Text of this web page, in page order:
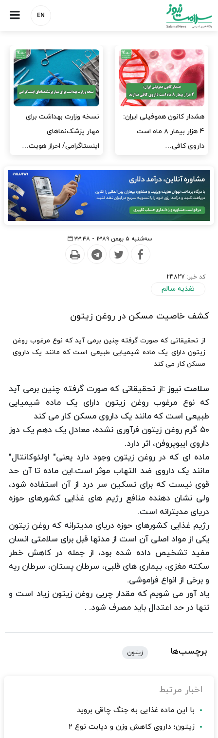
EN
مدیران پرستاری باید حامی
پرستاران باشند، نه عامل فشار
مدیریت سلامت، میدان
آزمون و خطا نیست
سه‌شنبه ۵ بهمن ۱۳۸۹ - ۲۳:۴۸
کد خبر: 23827
تغذیه سالم
کشف خاصیت مسکن در روغن زیتون
از تحقیقاتی که صورت گرفته چنین برمی آید که نوع مرغوب روغن
زیتون دارای یک ماده شیمیایی طبیعی است که مانند یک داروی
مسکن کار می کند
سلامت نیوز :از تحقیقاتی که صورت گرفته چنین برمی آید
که نوع مرغوب روغن زیتون دارای یک ماده شیمیایی
طبیعی است که مانند یک داروی مسکن کار می کند
۵۰ گرم روغن زیتون فرآوری نشده، معادل یک دهم یک دوز
داروی ایبوپروفن، اثر دارد.
ماده ای که در روغن زیتون وجود دارد یعنی" اولئوکانتال"
مانند یک داروی ضد التهاب موثر است.این ماده تا آن حد
قوی نیست که برای تسکین سر درد از آن استفاده شود،
ولی نشان دهنده منافع رژیم های غذایی کشورهای حوزه
دریای مدیترانه است.
رژیم غذایی کشورهای حوزه دریای مدیترانه که روغن زیتون
یکی از مواد اصلی آن است از مدتها قبل برای سلامتی انسان
مفید تشخیص داده شده بود، از جمله در کاهش خطر
سکته مغزی، بیماری های قلبی، سرطان پستان، سرطان ریه
و برخی از انواع فراموشی.
یاد آور می شویم که مقدار چربی روغن زیتون زیاد است و
تنها در حد اعتدال باید مصرف شود. .
برچسب‌ها زیتون
اخبار مرتبط
با این ماده غذایی به جنگ چاقی بروید
زیتون؛ داروی کاهش وزن و دیابت نوع ۲